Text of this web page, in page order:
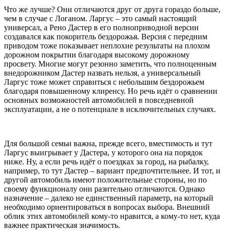
Что же лучше? Они отличаются друг от друга гораздо больше,
чем в случае с Логаном. Ларгус – это самый настоящий
универсал, а Рено Дастер в его полноприводной версии
создавался как покоритель бездорожья. Версия с передним
приводом тоже показывает неплохие результаты на плохом
дорожном покрытии благодаря высокому дорожному
просвету. Многие могут резонно заметить, что полноценным
внедорожником Дастер назвать нельзя, а универсальный
Ларгус тоже может справиться с небольшим бездорожьем
благодаря повышенному клиренсу. Но речь идёт о сравнении
основных возможностей автомобилей в повседневной
эксплуатации, а не о потенциале в исключительных случаях.
Для большой семьи важна, прежде всего, вместимость и тут
Ларгус выигрывает у Дастера, у которого она на порядок
ниже. Ну, а если речь идёт о поездках за город, на рыбалку,
например, то тут Дастер – вариант предпочтительнее. И тот, и
другой автомобиль имеют положительные стороны, но по
своему функционалу они разительно отличаются. Однако
назначение – далеко не единственный параметр, на который
необходимо ориентироваться в вопросах выбора. Внешний
облик этих автомобилей кому-то нравится, а кому-то нет, куда
важнее практическая значимость.